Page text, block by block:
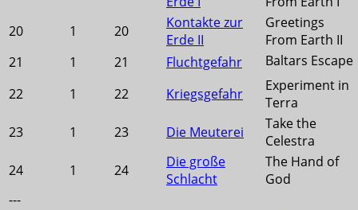
20
1 20
Kontakte zur
Erde II
Greetings
From Earth II
21
1 21 Fluchtgefahr
Baltars Escape
22
1 22 Kriegsgefahr
Experiment in
Terra
23
1 23 Die Meuterei
Take the
Celestra
24
1 24
Die große
Schlacht
The Hand of
God
---